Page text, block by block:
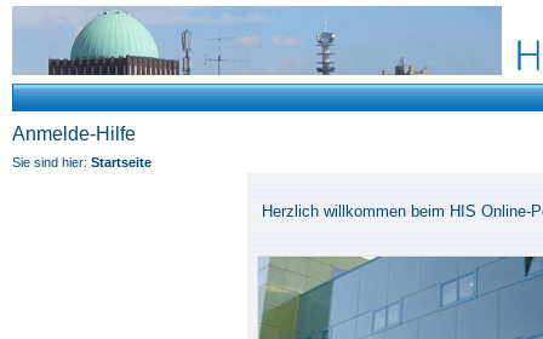
Anmelde-Hilfe
Sie sind hier: Startseite
Herzlich willkommen beim HIS Online-